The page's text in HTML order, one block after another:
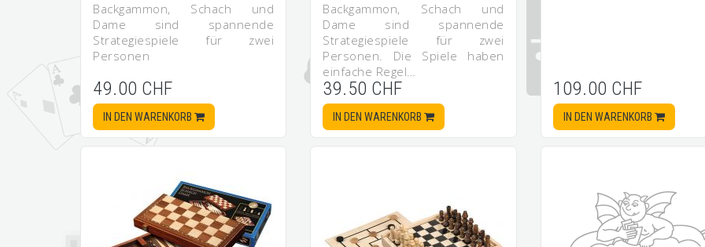
Backgammon, Schach und
Dame sind spannende
Strategiespiele für zwei
Personen
49.00 CHF
IN DEN WARENKORB
Backgammon, Schach und
Dame sind spannende
Strategiespiele für zwei
Personen. Die Spiele haben
einfache Regel…
39.50 CHF
IN DEN WARENKORB
109.00 CHF
IN DEN WARENKORB